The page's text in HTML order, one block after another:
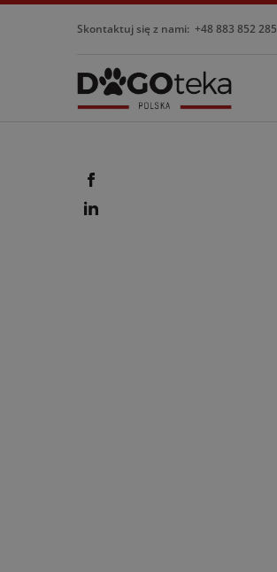
Skontaktuj się z nami: +48 883 852 285